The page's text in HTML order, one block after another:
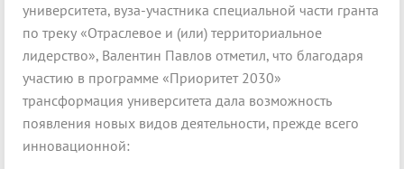
университета, вуза-участника специальной части гранта
по треку «Отраслевое и (или) территориальное
лидерство», Валентин Павлов отметил, что благодаря
участию в программе «Приоритет 2030»
трансформация университета дала возможность
появления новых видов деятельности, прежде всего
инновационной: